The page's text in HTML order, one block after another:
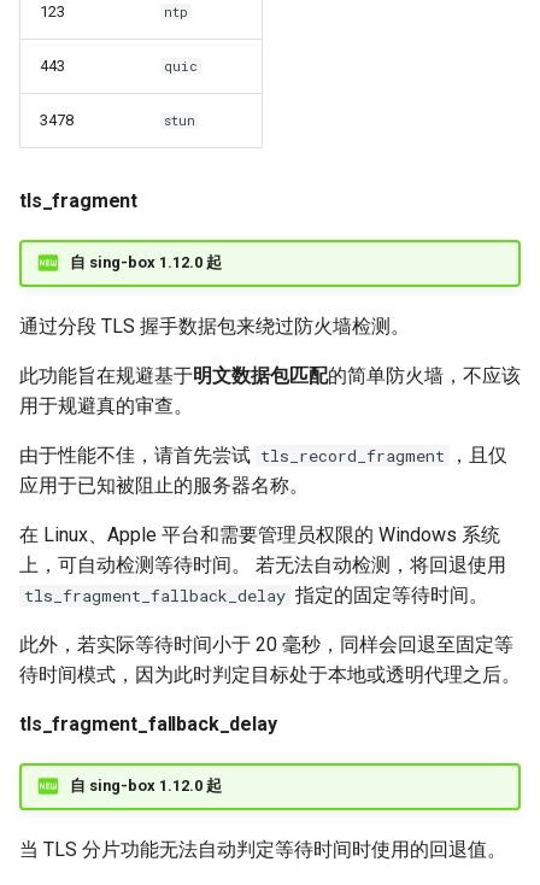
123 ntp
443 quic
3478 stun
tls_fragment
自 sing-box 1.12.0 起
通过分段 TLS 握手数据包来绕过防火墙检测。
此功能旨在规避基于明文数据包匹配的简单防火墙，不应该
用于规避真的审查。
由于性能不佳，请首先尝试 tls_record_fragment
，且仅
应用于已知被阻止的服务器名称。
在 Linux、Apple 平台和需要管理员权限的 Windows 系统
上，可自动检测等待时间。 若无法自动检测，将回退使用
tls_fragment_fallback_delay 指定的固定等待时间。
此外，若实际等待时间小于 20 毫秒，同样会回退至固定等
待时间模式，因为此时判定目标处于本地或透明代理之后。
tls_fragment_fallback_delay
自 sing-box 1.12.0 起
当 TLS 分片功能无法自动判定等待时间时使用的回退值。